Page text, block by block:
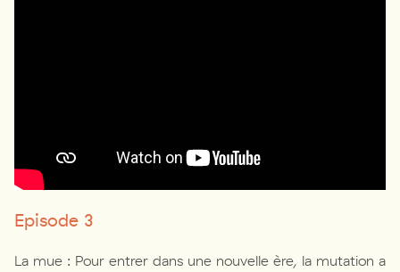
Episode 3
La mue : Pour entrer dans une nouvelle ère, la mutation a